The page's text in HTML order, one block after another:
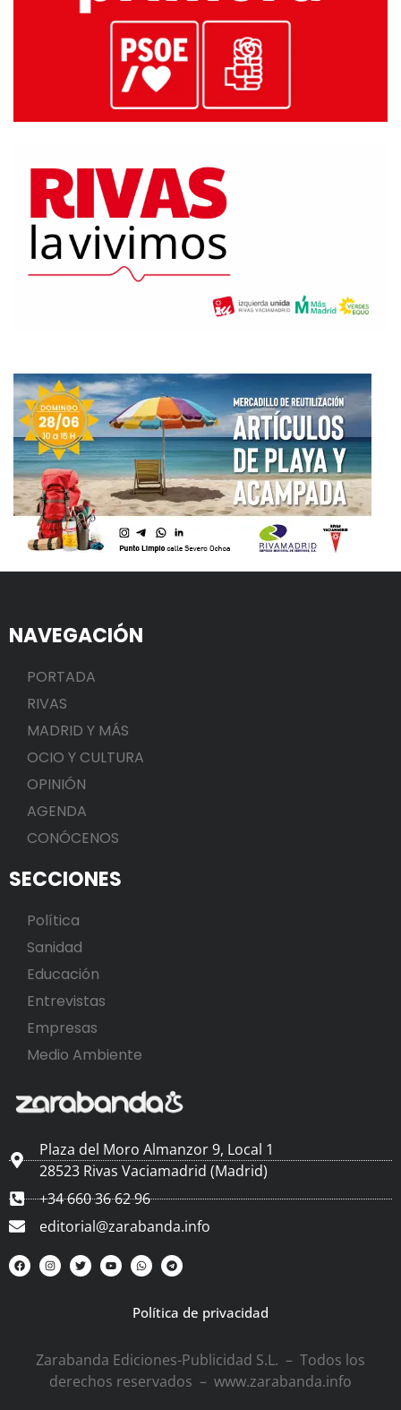
NAVEGACIÓN
PORTADA
RIVAS
MADRID Y MÁS
OCIO Y CULTURA
OPINIÓN
AGENDA
CONÓCENOS
SECCIONES
Política
Sanidad
Educación
Entrevistas
Empresas
Medio Ambiente
Plaza del Moro Almanzor 9, Local 1
28523 Rivas Vaciamadrid (Madrid)
+34 660 36 62 96
editorial@zarabanda.info
Política de privacidad
Zarabanda Ediciones-Publicidad S.L. – Todos los
derechos reservados – www.zarabanda.info